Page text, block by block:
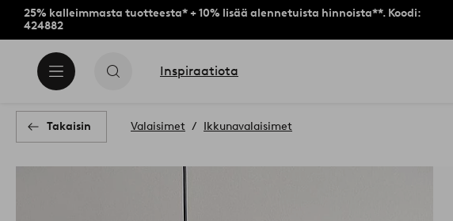
25% kalleimmasta tuotteesta* + 10% lisää alennetuista hinnoista**. Koodi:
424882
Inspiraatiota
Takaisin Valaisimet Ikkunavalaisimet